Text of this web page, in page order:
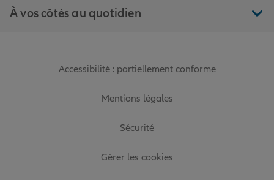
À vos côtés au quotidien
Accessibilité : partiellement conforme
Mentions légales
Sécurité
Gérer les cookies